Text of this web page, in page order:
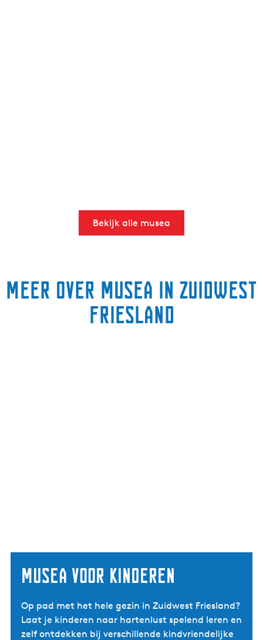
Bekijk alle musea
Meer over musea in Zuidwest
Friesland
Musea voor kinderen
Op pad met het hele gezin in Zuidwest Friesland?
Laat je kinderen naar hartenlust spelend leren en
zelf ontdekken bij verschillende kindvriendelijke